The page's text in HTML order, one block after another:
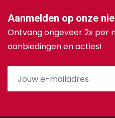
Aanmelden op onze
Ontvang ongeveer 2x per
aanbiedingen en acties!